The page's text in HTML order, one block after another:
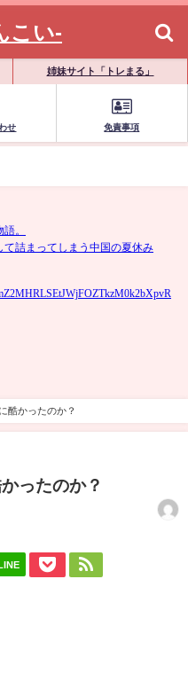
こい-
姉妹サイト「トレまる」
せ 免責事項
酷かったのか？
ったのか？